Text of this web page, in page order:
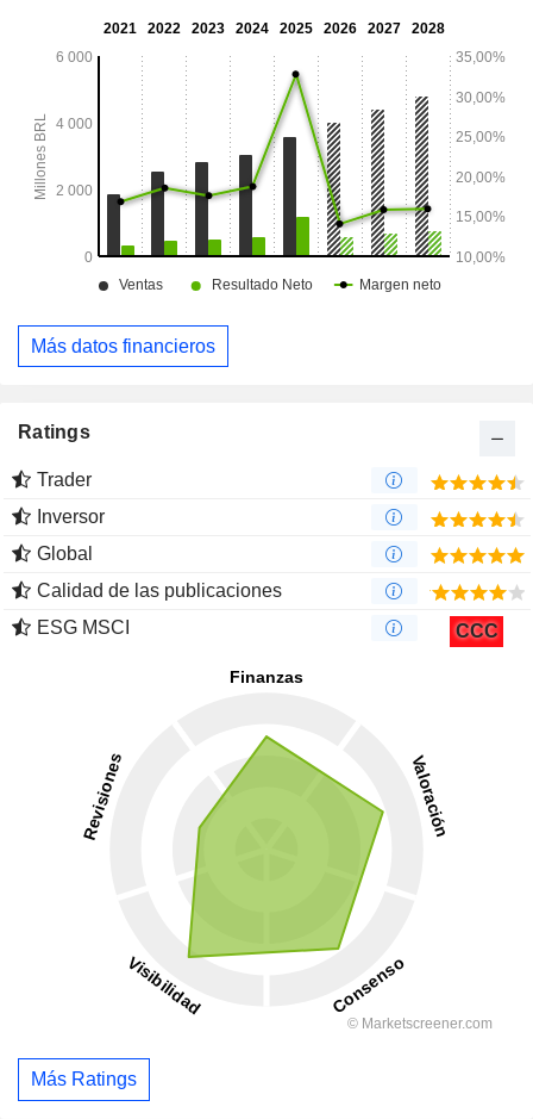
Más datos financieros
Ratings
Trader
Inversor
Global
Calidad de las publicaciones
ESG MSCI
CCC
Más Ratings